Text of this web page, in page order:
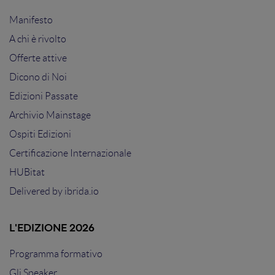
Manifesto
A chi è rivolto
Offerte attive
Dicono di Noi
Edizioni Passate
Archivio Mainstage
Ospiti Edizioni
Certificazione Internazionale
HUBitat
Delivered by ibrida.io
L'EDIZIONE 2026
Programma formativo
Gli Speaker